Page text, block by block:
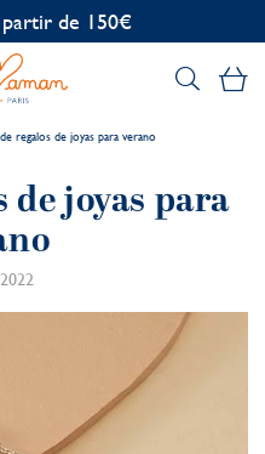
gratuita
regalos de joyas para verano
de joyas para